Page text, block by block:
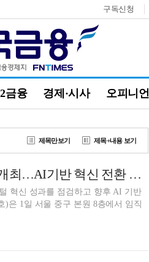
구독신청
2금융 경제·시사 오피니언
제목만보기 제목+내용 보기
한국재정정보원, 개원 10주년 기념식 개최…AI기반 혁신 전환 비전 제시
혁신 성과를 점검하고 향후 AI 기반
은 1일 서울 중구 본원 8층에서 임직